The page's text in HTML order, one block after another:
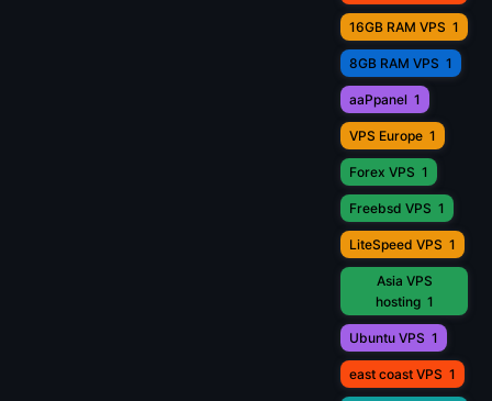
16GB RAM VPS 1
8GB RAM VPS 1
aaPpanel 1
VPS Europe 1
Forex VPS 1
Freebsd VPS 1
LiteSpeed VPS 1
Asia VPS
hosting 1
Ubuntu VPS 1
east coast VPS 1